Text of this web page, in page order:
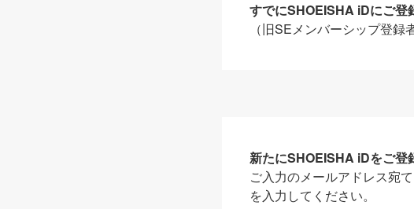
すでにSHOEISHA iDにご登
（旧SEメンバーシップ登録
新たにSHOEISHA iDをご登
ご入力のメールアドレス宛
を入力してください。